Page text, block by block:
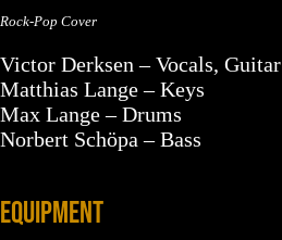
Rock-Pop Cover
Victor Derksen – Vocals, Guitar
Matthias Lange – Keys
Max Lange – Drums
Norbert Schöpa – Bass
EQUIPMENT